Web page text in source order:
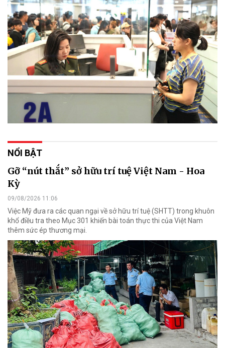
NỔI BẬT
Gỡ “nút thắt” sở hữu trí tuệ Việt Nam - Hoa
Kỳ
09/08/2026 11:06
Việc Mỹ đưa ra các quan ngại về sở hữu trí tuệ (SHTT) trong khuôn
khổ điều tra theo Mục 301 khiến bài toán thực thi của Việt Nam
thêm sức ép thương mại.